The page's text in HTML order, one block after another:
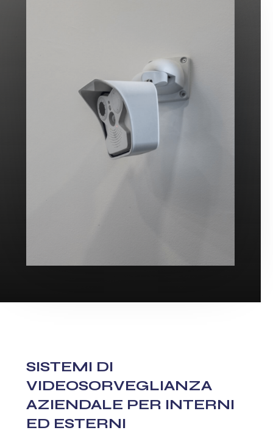
SISTEMI DI
VIDEOSORVEGLIANZA
AZIENDALE PER INTERNI
ED ESTERNI